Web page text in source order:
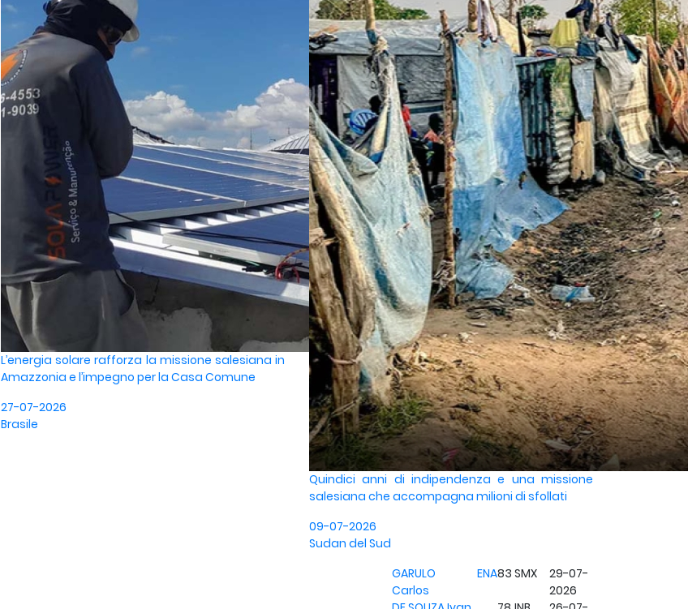
L’energia solare rafforza la missione salesiana in
Amazzonia e l’impegno per la Casa Comune
27-07-2026
Brasile
Quindici anni di indipendenza e una missione
salesiana che accompagna milioni di sfollati
09-07-2026
Sudan del Sud
GARULO ENA
Carlos
83 SMX
29-07-
2026